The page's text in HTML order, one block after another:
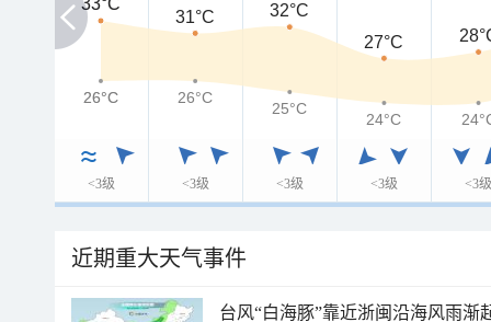
<3级 <3级 <3级 <3级 <3级
33°C
33°C
31°C
32°C
27°C
26°C
26°C 26°C
25°C
24°C
近期重大天气事件
台风“白海豚”靠近浙闽沿海风雨渐